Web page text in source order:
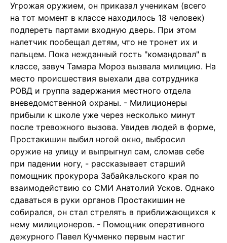
Угрожая оружием, он приказал ученикам (всего
на тот момент в классе находилось 18 человек)
подпереть партами входную дверь. При этом
налетчик пообещал детям, что не тронет их и
пальцем. Пока нежданный гость "командовал" в
классе, завуч Тамара Мороз вызвала милицию. На
место происшествия выехали два сотрудника
РОВД и группа задержания местного отдела
вневедомственной охраны. - Милиционеры
прибыли к школе уже через несколько минут
после тревожного вызова. Увидев людей в форме,
Простакишин выбил ногой окно, выбросил
оружие на улицу и выпрыгнул сам, сломав себе
при падении ногу, - рассказывает старший
помощник прокурора Забайкальского края по
взаимодействию со СМИ Анатолий Усков. Однако
сдаваться в руки органов Простакишин не
собирался, он стал стрелять в приближающихся к
нему милиционеров. - Помощник оперативного
дежурного Павел Кучменко первым настиг